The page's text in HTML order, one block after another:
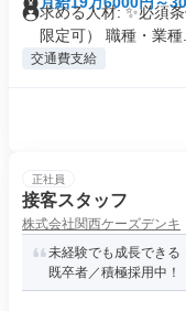
求める人材: ✨必須
限定可） 職種・業種...
交通費支給
正社員
接客スタッフ
株式会社関西ケーズデンキ
未経験でも成長できる
既卒者／積極採用中！